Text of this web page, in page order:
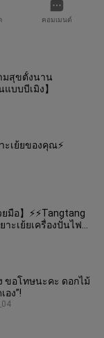
คอมเมนต์
มสุขตั้งนาน
บบบีเมิง】
ะเย้ยของคุณ⚡️
มือ】⚡⚡Tangtang
าะเย้ยเครื่องปั่นไฟ
⚡⚡ Groov
ขอโทษนะคะ ดอกไม้
ง”!